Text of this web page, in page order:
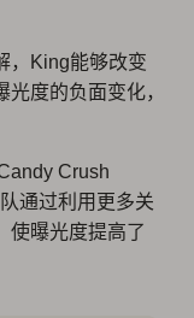
，King能够改变
度的负面变化，
Crush
通过利用更多关
使曝光度提高了